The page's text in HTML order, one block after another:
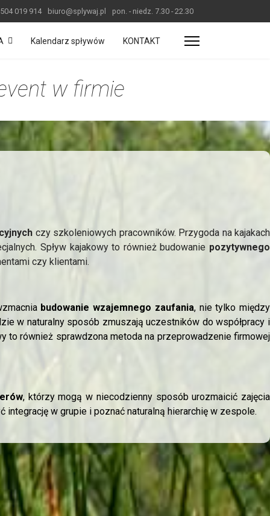
504 019 914 biuro@splywaj.pl pon. - niedz. 7.30 - 22.30
Kalendarz spływów KONTAKT
w firmie
czy szkoleniowych pracowników. Przygoda na kajakach
Spływ kajakowy to również budowanie pozytywnego
czy klientami.
budowanie wzajemnego zaufania, nie tylko między
w naturalny sposób zmuszają uczestników do współpracy i
to również sprawdzona metoda na przeprowadzenie firmowej
, którzy mogą w niecodzienny sposób urozmaicić zajęcia
w grupie i poznać naturalną hierarchię w zespole.